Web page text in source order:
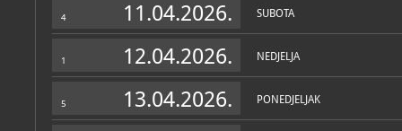
4 11.04.2026. SUBOTA
1 12.04.2026. NEDJELJA
5 13.04.2026. PONEDJELJAK